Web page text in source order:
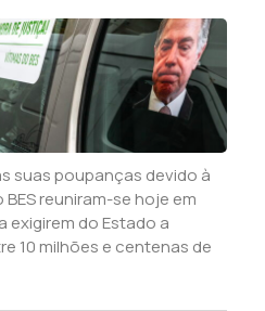
suas poupanças devido à
reuniram-se hoje em
exigirem do Estado a
10 milhões e centenas de